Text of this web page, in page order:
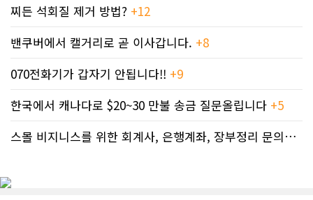
찌든 석회질 제거 방법? +12
밴쿠버에서 캘거리로 곧 이사갑니다. +8
070전화기가 갑자기 안됩니다!! +9
한국에서 캐나다로 $20~30 만불 송금 질문올립니다 +5
스몰 비지니스를 위한 회계사, 은행계좌, 장부정리 문의드립니다.